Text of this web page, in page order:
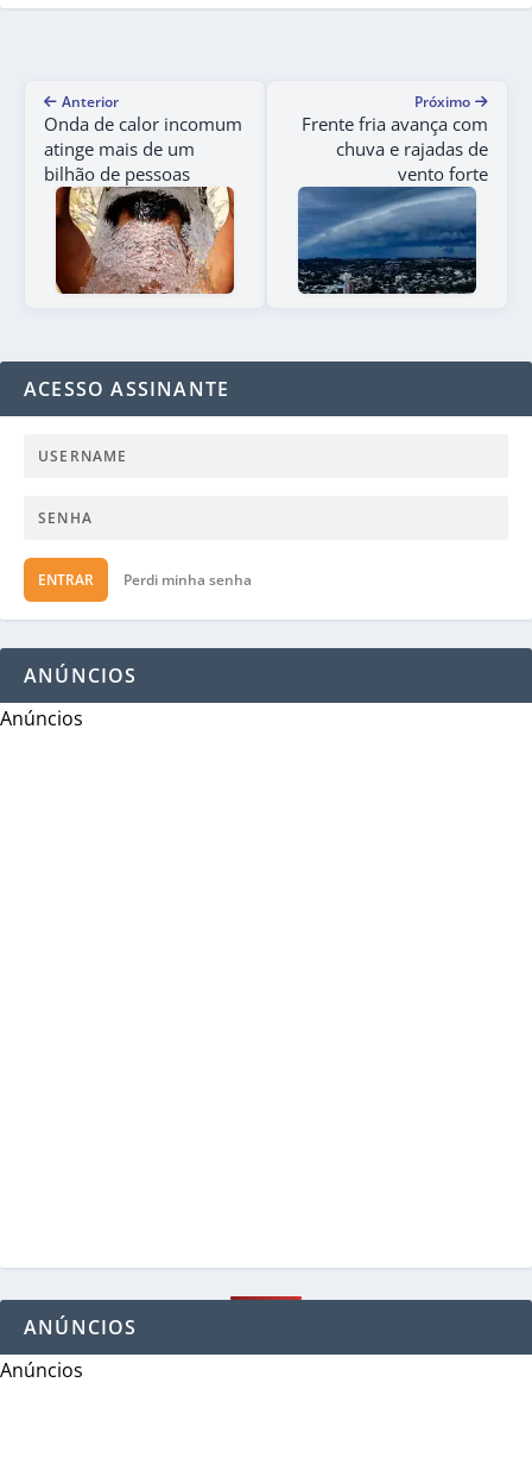
Anterior
Onda de calor incomum
atinge mais de um
bilhão de pessoas
Próximo
Frente fria avança com
chuva e rajadas de
vento forte
ACESSO ASSINANTE
ENTRAR Perdi minha senha
ANÚNCIOS
Anúncios
ANÚNCIOS
Anúncios